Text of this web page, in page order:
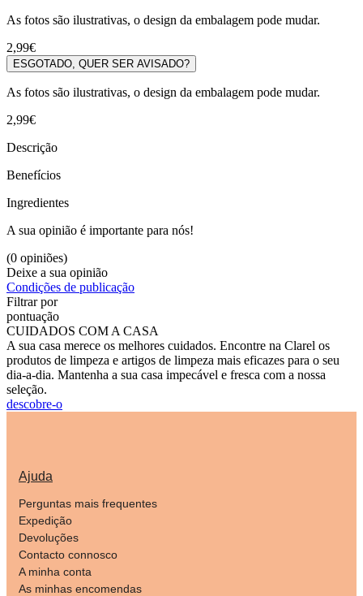
As fotos são ilustrativas, o design da embalagem pode mudar.
2,99€
ESGOTADO, QUER SER AVISADO?
As fotos são ilustrativas, o design da embalagem pode mudar.
2,99€
Descrição
Benefícios
Ingredientes
A sua opinião é importante para nós!
(0 opiniões)
Deixe a sua opinião
Condições de publicação
Filtrar por
pontuação
CUIDADOS COM A CASA
A sua casa merece os melhores cuidados. Encontre na Clarel os
produtos de limpeza e artigos de limpeza mais eficazes para o seu
dia-a-dia. Mantenha a sua casa impecável e fresca com a nossa
seleção.
descobre-o
Ajuda
Perguntas mais frequentes
Expedição
Devoluções
Contacto connosco
A minha conta
As minhas encomendas